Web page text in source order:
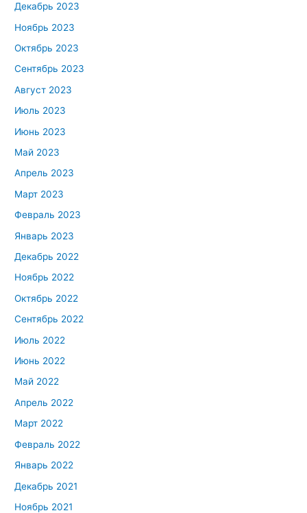
Декабрь 2023
Ноябрь 2023
Октябрь 2023
Сентябрь 2023
Август 2023
Июль 2023
Июнь 2023
Май 2023
Апрель 2023
Март 2023
Февраль 2023
Январь 2023
Декабрь 2022
Ноябрь 2022
Октябрь 2022
Сентябрь 2022
Июль 2022
Июнь 2022
Май 2022
Апрель 2022
Март 2022
Февраль 2022
Январь 2022
Декабрь 2021
Ноябрь 2021